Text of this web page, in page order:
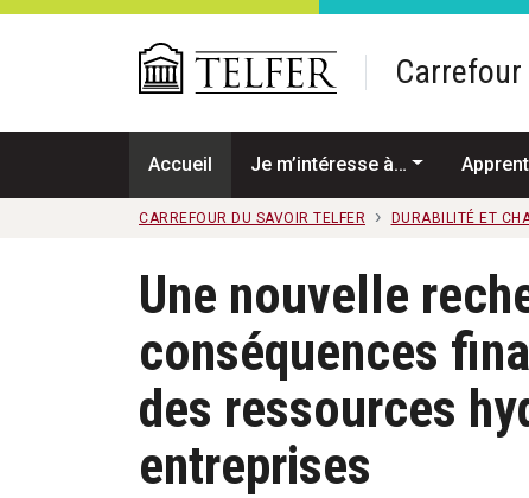
Passer au contenu principal
Accueil Je m’intéresse à…
CARREFOUR DU SAVOIR TELFER DURABILITÉ ET
Une nouvelle
conséquences
des ressources
entreprises